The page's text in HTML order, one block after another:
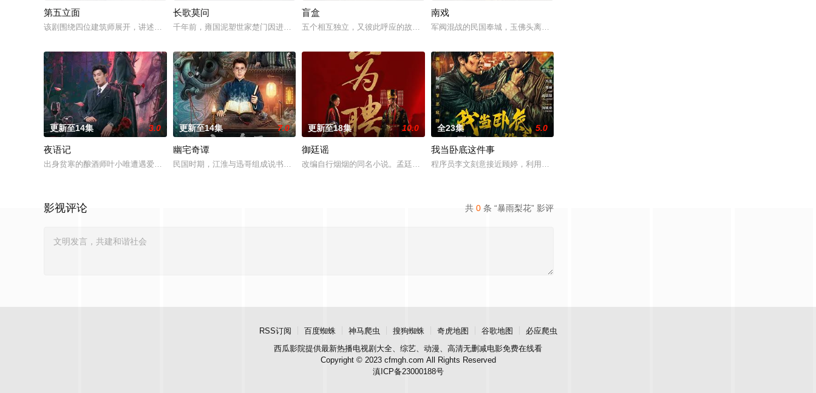
第五立面
该剧围绕四位建筑师展开，讲述了他们在中意合作项目中面对专业挑战与境外竞争，通过创新实践实现本土
长歌莫问
千年前，雍国泥塑世家楚门因进贡的“十二生肖”离奇流血炸裂，惨遭满门流放，楚父以死鸣冤。楚家大小
盲盒
五个相互独立，又彼此呼应的故事——用一场精心策划的“夏令营”完成复仇的受害者；临终前与遗憾和解
南戏
军阀混战的民国奉城，玉佛头离奇失窃，戏班主横尸戏台，将冷血少帅许又安与昆曲名伶荣筱楠推向不死不
更新至14集 3.0
夜语记
出身贫寒的酿酒师叶小唯遭遇爱人程桉、恩师林晚媚的双重背叛。她从恨意中涅槃重生，借私生女桑落的身
更新至14集 7.0
幽宅奇谭
民国时期，江淮与迅哥组成说书班子，偶遇“白天人住屋，晚上鬼占房”的阴阳宅，江淮被掳走配“阴婚”
更新至18集 10.0
御廷谣
改编自行烟烟的同名小说。孟廷辉，大平王朝有史以来个以女子进士科三元及第入翰林院的奇女子。十年前
全23集 5.0
我当卧底这件事
程序员李文刻意接近顾婷，利用顾炎女儿奴的属性，请求老炮儿顾炎带自己用程序员身份卧底电诈集团以求
共 0 条 “暴雨梨花” 影评
影视评论
RSS订阅 百度蜘蛛 神马爬虫 搜狗蜘蛛 奇虎地图 谷歌地图
必应爬虫
西瓜影院提供最新热播电视剧大全、综艺、动漫、高清无删减电影免费在线看
Copyright © 2023 cfmgh.com All Rights Reserved
滇ICP备23000188号